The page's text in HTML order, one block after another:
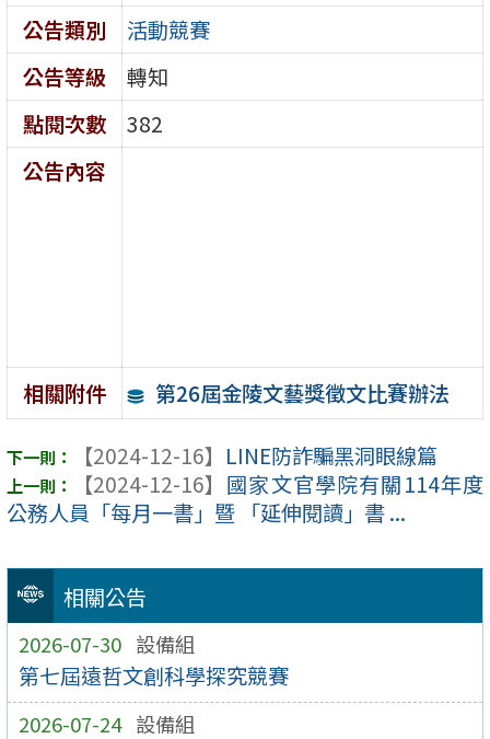
相關公告
2026-07-30 設備組
第七屆遠哲文創科學探究競賽
2026-07-24 設備組
公告類別
活動競賽
公告等級
轉知
點閱次數
382
公告內容
相關附件 第26屆金陵文藝獎徵文比賽辦法
【2024-12-16】 LINE防詐騙黑洞眼線篇
【2024-12-16】 國家文官學院有關114年度
公務人員「每月一書」暨 「延伸閱讀」書 ...